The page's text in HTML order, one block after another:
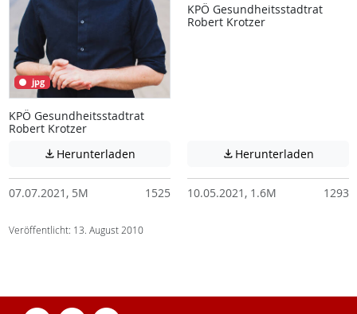
jpg
KPÖ Gesundheitsstadtrat
Robert Krotzer
 Herunterladen Achtung: Diese Datei enthält unter
07.07.2021, 5M 1525
KPÖ Gesundheitsstadtrat
Robert Krotzer
 Herunterladen
10.05.2021, 1.6M 1293
Veröffentlicht: 13. August 2010